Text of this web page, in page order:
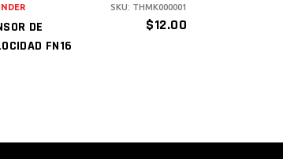
DE
FN16
$12.00
SKU: THMK000001